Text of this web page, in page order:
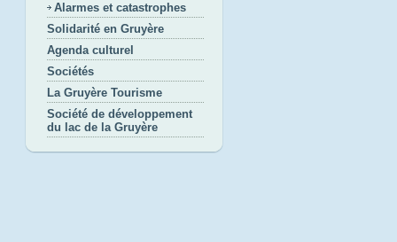
Alarmes et catastrophes
Solidarité en Gruyère
Agenda culturel
Sociétés
La Gruyère Tourisme
Société de développement
du lac de la Gruyère